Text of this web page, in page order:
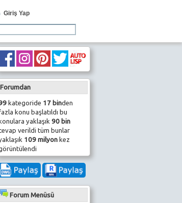
Giriş Yap
Forumdan
kategoride 17 binden
konu başlatıldı bu
konulara yaklaşık 90 bin
verildi tüm bunlar
109 milyonkez
Forum Menüsü